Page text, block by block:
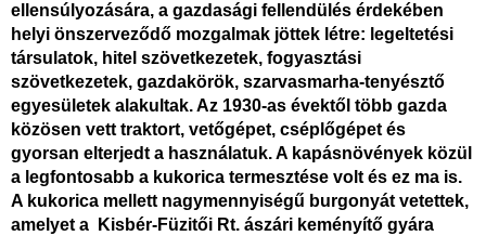
ellensúlyozására, a gazdasági fellendülés érdekében
helyi önszerveződő mozgalmak jöttek létre: legeltetési
társulatok, hitel szövetkezetek, fogyasztási
szövetkezetek, gazdakörök, szarvasmarha-tenyésztő
egyesületek alakultak. Az 1930-as évektől több gazda
közösen vett traktort, vetőgépet, cséplőgépet és
gyorsan elterjedt a használatuk. A kapásnövények közül
a legfontosabb a kukorica termesztése volt és ez ma is.
A kukorica mellett nagymennyiségű burgonyát vetettek,
amelyet a Kisbér-Füzitői Rt. ászári keményítő gyára